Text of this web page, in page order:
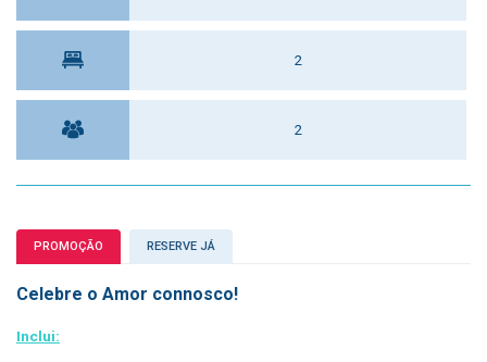
2
2
PROMOÇÃO RESERVE JÁ
Celebre o Amor connosco!
Inclui: